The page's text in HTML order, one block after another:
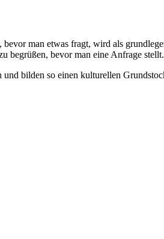
man etwas fragt, wird als
begrüßen, bevor man eine Anfrage stellt.
bilden so einen kulturellen